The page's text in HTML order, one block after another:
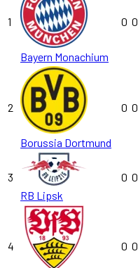
1
Bayern Monachium
0 0
2
Borussia Dortmund
0 0
3
RB Lipsk
0 0
4 0 0